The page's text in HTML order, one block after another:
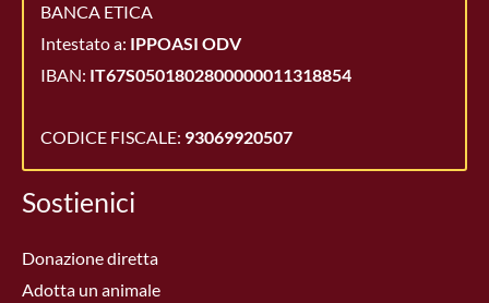
BANCA ETICA
Intestato a: IPPOASI ODV
IBAN: IT67S0501802800000011318854
CODICE FISCALE: 93069920507
Sostienici
Donazione diretta
Adotta un animale